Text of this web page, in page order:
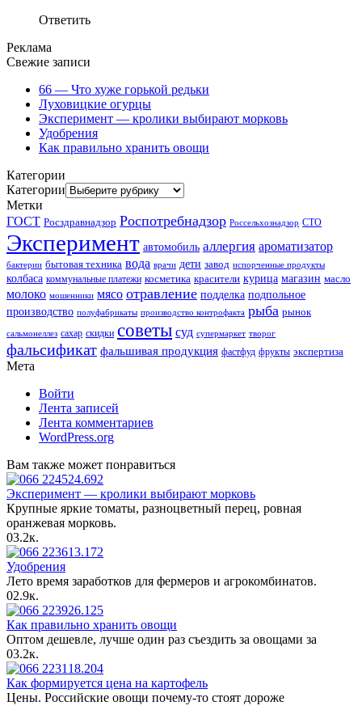
Ответить
Реклама
Свежие записи
66 — Что хуже горькой редьки
Луховицкие огурцы
Эксперимент — кролики выбирают морковь
Удобрения
Как правильно хранить овощи
Категории
Категории
Метки
ГОСТ Росздравнадзор Роспотребнадзор Россельхознадзор СТО
Эксперимент автомобиль аллергия ароматизатор
бактерии бытовая техника вода врачи дети завод испорченные продукты
колбаса коммунальные платежи косметика красители курица магазин масло
молоко мошенники мясо отравление подделка подпольное
производство полуфабрикаты производство контрофакта рыба рынок
сальмонеллез сахар скидки советы суд супермаркет творог
фальсификат фальшивая продукция фастфуд фрукты экспертиза
Мета
Войти
Лента записей
Лента комментариев
WordPress.org
Вам также может понравиться
Эксперимент — кролики выбирают морковь
Крупные яркие томаты, разноцветный перец, ровная
оранжевая морковь.
03.2к.
Удобрения
Лето время заработков для фермеров и агрокомбинатов.
02.9к.
Как правильно хранить овощи
Оптом дешевле, лучше один раз съездить за овощами за
03.2к.
Как формируется цена на картофель
Цены. Российские овощи почему-то стоят дороже